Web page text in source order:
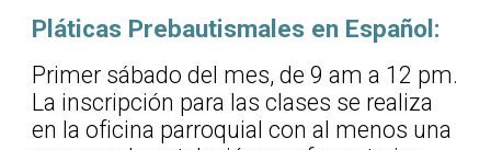
Pláticas Prebautismales en Español:
Primer sábado del mes, de 9 am a 12 pm.
La inscripción para las clases se realiza
en la oficina parroquial con al menos una